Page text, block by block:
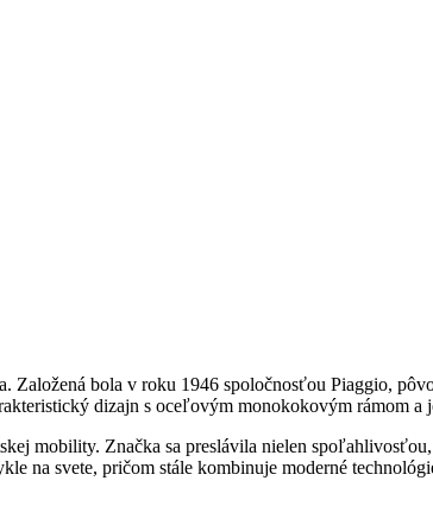
Založená bola v roku 1946 spoločnosťou Piaggio,
dizajn s oceľovým monokokovým rámom
mobility. Značka sa preslávila nielen
na svete, pričom stále kombinuje moderné